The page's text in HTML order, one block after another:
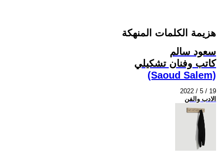
هزيمة الكلمات المنهكة
سعود سالم
كاتب وفنان تشكيلي
(Saoud Salem)
2022 / 5 / 19
الادب والفن